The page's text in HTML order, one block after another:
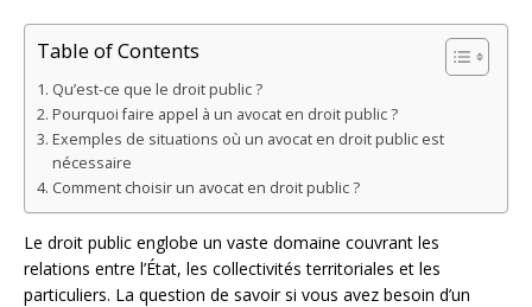
Table of Contents
Qu’est-ce que le droit public ?
Pourquoi faire appel à un avocat en droit public ?
Exemples de situations où un avocat en droit public est
nécessaire
Comment choisir un avocat en droit public ?
Le droit public englobe un vaste domaine couvrant les
relations entre l’État, les collectivités territoriales et les
particuliers. La question de savoir si vous avez besoin d’un